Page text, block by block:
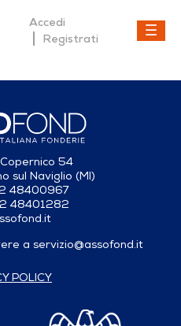
Accedi
Registrati
54
sul Naviglio (MI)
48400967
48401282
a servizio@assofond.it
POLICY